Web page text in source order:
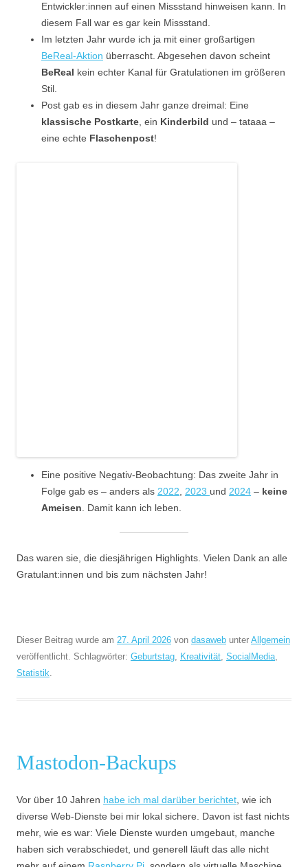
Entwickler:innen auf einen Missstand hinweisen kann. In
diesem Fall war es gar kein Missstand.
Im letzten Jahr wurde ich ja mit einer großartigen
BeReal-Aktion überrascht. Abgesehen davon scheint
BeReal kein echter Kanal für Gratulationen im größeren
Stil.
Post gab es in diesem Jahr ganze dreimal: Eine
klassische Postkarte, ein Kinderbild und – tataaa –
eine echte Flaschenpost!
Eine positive Negativ-Beobachtung: Das zweite Jahr in
Folge gab es – anders als 2022, 2023 und 2024 – keine
Ameisen. Damit kann ich leben.
Das waren sie, die diesjährigen Highlights. Vielen Dank an alle
Gratulant:innen und bis zum nächsten Jahr!
Dieser Beitrag wurde am 27. April 2026 von dasaweb unter Allgemein
veröffentlicht. Schlagwörter: Geburtstag, Kreativität, SocialMedia,
Statistik.
Mastodon-Backups
Vor über 10 Jahren habe ich mal darüber berichtet, wie ich
diverse Web-Dienste bei mir lokal sichere. Davon ist fast nichts
mehr, wie es war: Viele Dienste wurden umgebaut, manche
haben sich verabschiedet, und generell läuft das alle nicht